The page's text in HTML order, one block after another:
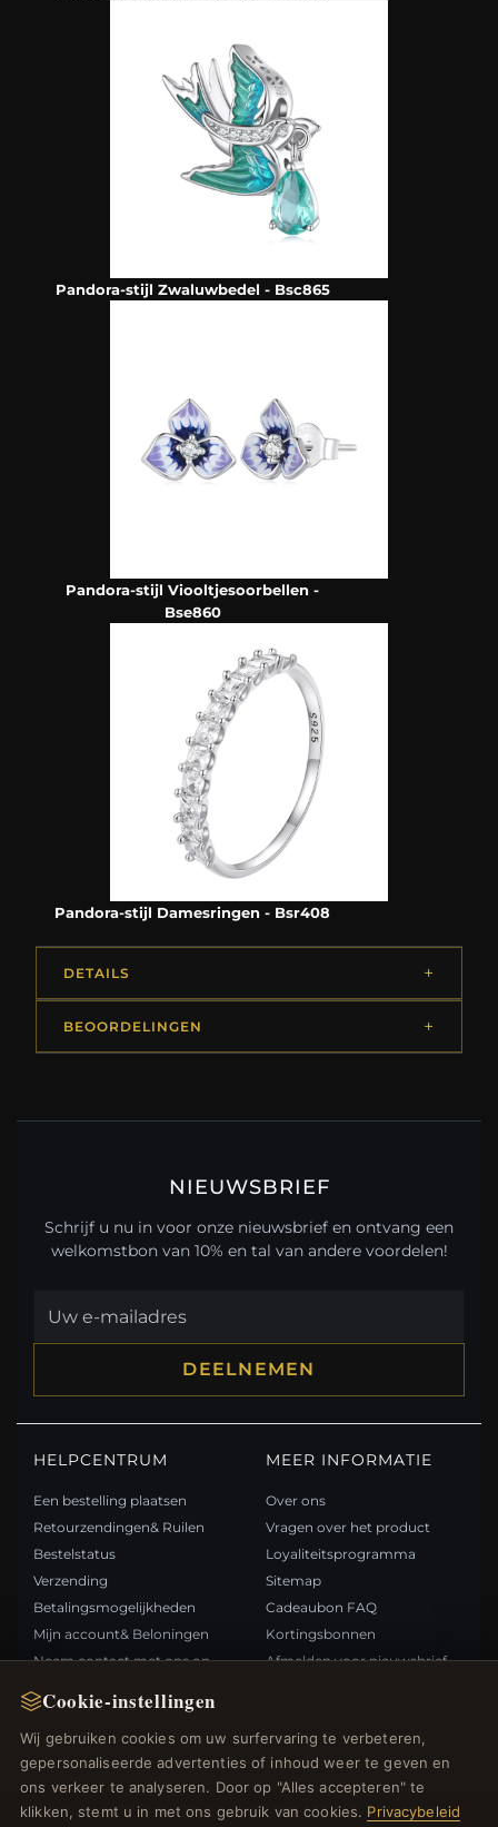
Cookie-instellingen
Wij gebruiken cookies om uw surfervaring te verbeteren,
gepersonaliseerde advertenties of inhoud weer te geven en
ons verkeer te analyseren. Door op "Alles accepteren" te
klikken, stemt u in met ons gebruik van cookies. Privacybeleid
Pandora-stijl Zwaluwbedel - Bsc865
Pandora-stijl Viooltjesoorbellen -
Bse860
Pandora-stijl Damesringen - Bsr408
DETAILS
BEOORDELINGEN
NIEUWSBRIEF
Schrijf u nu in voor onze nieuwsbrief en ontvang een
welkomstbon van 10% en tal van andere voordelen!
DEELNEMEN
HELPCENTRUM
Een bestelling plaatsen
Retourzendingen& Ruilen
Bestelstatus
Verzending
Betalingsmogelijkheden
Mijn account& Beloningen
Neem contact met ons op
MEER INFORMATIE
Over ons
Vragen over het product
Loyaliteitsprogramma
Sitemap
Cadeaubon FAQ
Kortingsbonnen
Afmelden voor nieuwsbrief
Nieuwe producten
Specials
Blog
BETAALMETHODEN